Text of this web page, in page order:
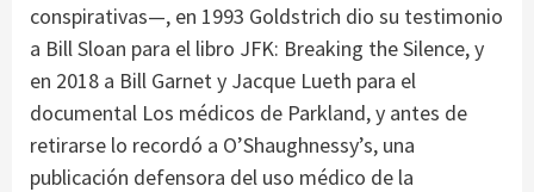
conspirativas—, en 1993 Goldstrich dio su testimonio
a Bill Sloan para el libro JFK: Breaking the Silence, y
en 2018 a Bill Garnet y Jacque Lueth para el
documental Los médicos de Parkland, y antes de
retirarse lo recordó a O’Shaughnessy’s, una
publicación defensora del uso médico de la